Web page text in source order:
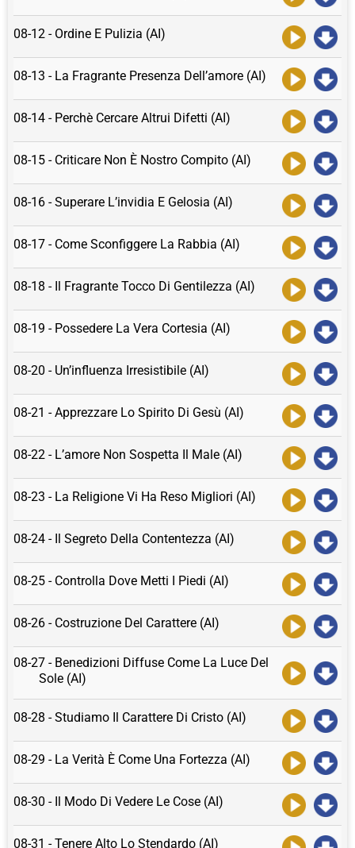
08-12 - Ordine E Pulizia (AI)
08-13 - La Fragrante Presenza Dell’amore (AI)
08-14 - Perchè Cercare Altrui Difetti (AI)
08-15 - Criticare Non È Nostro Compito (AI)
08-16 - Superare L’invidia E Gelosia (AI)
08-17 - Come Sconfiggere La Rabbia (AI)
08-18 - Il Fragrante Tocco Di Gentilezza (AI)
08-19 - Possedere La Vera Cortesia (AI)
08-20 - Un’influenza Irresistibile (AI)
08-21 - Apprezzare Lo Spirito Di Gesù (AI)
08-22 - L’amore Non Sospetta Il Male (AI)
08-23 - La Religione Vi Ha Reso Migliori (AI)
08-24 - Il Segreto Della Contentezza (AI)
08-25 - Controlla Dove Metti I Piedi (AI)
08-26 - Costruzione Del Carattere (AI)
08-27 - Benedizioni Diffuse Come La Luce Del
Sole (AI)
08-28 - Studiamo Il Carattere Di Cristo (AI)
08-29 - La Verità È Come Una Fortezza (AI)
08-30 - Il Modo Di Vedere Le Cose (AI)
08-31 - Tenere Alto Lo Stendardo (AI)